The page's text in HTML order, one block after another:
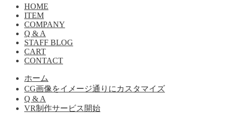
HOME
ITEM
COMPANY
Q & A
STAFF BLOG
CART
CONTACT
ホーム
CG画像をイメージ通りにカスタマイズ
Q & A
VR制作サービス開始